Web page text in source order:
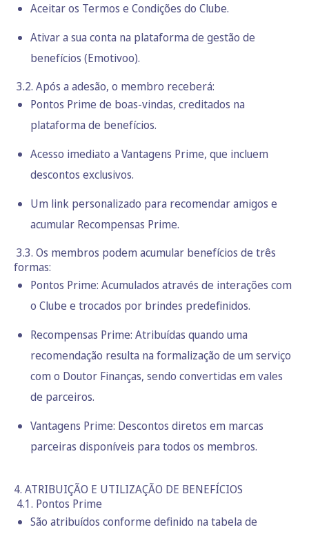
Aceitar os Termos e Condições do Clube.
Ativar a sua conta na plataforma de gestão de
benefícios (Emotivoo).
3.2. Após a adesão, o membro receberá:
Pontos Prime de boas-vindas, creditados na
plataforma de benefícios.
Acesso imediato a Vantagens Prime, que incluem
descontos exclusivos.
Um link personalizado para recomendar amigos e
acumular Recompensas Prime.
3.3. Os membros podem acumular benefícios de três
formas:
Pontos Prime: Acumulados através de interações com
o Clube e trocados por brindes predefinidos.
Recompensas Prime: Atribuídas quando uma
recomendação resulta na formalização de um serviço
com o Doutor Finanças, sendo convertidas em vales
de parceiros.
Vantagens Prime: Descontos diretos em marcas
parceiras disponíveis para todos os membros.
4. ATRIBUIÇÃO E UTILIZAÇÃO DE BENEFÍCIOS
4.1. Pontos Prime
São atribuídos conforme definido na tabela de